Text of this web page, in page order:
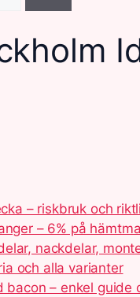
– riskbruk och
– 6% på
nackdelar,
och alla varianter
– enkel guide